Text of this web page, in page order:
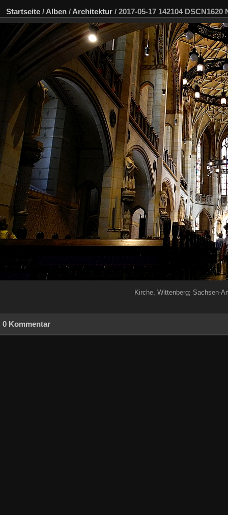
Startseite / Alben / Architektur / 2017-05-17 142104 DSCN1620
Kirche, Wittenberg; Sachsen-
0 Kommentar